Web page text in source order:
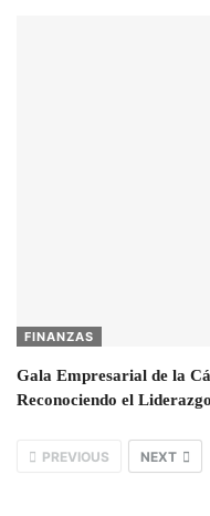
FINANZAS
Gala Empresarial de la
Reconociendo el
PREVIOUS NEXT